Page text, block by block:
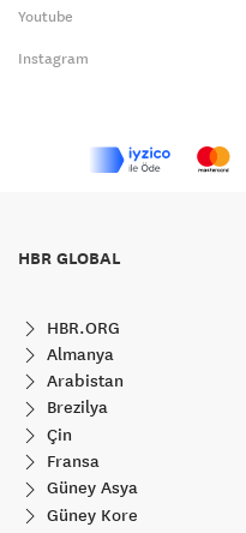
Youtube
Instagram
HBR GLOBAL
HBR.ORG
Almanya
Arabistan
Brezilya
Çin
Fransa
Güney Asya
Güney Kore